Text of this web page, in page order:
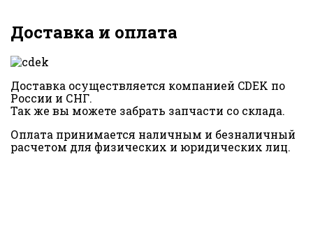
Доставка и оплата
Доставка осуществляется компанией CDEK по
России и СНГ.
Так же вы можете забрать запчасти со склада.
Оплата принимается наличным и безналичный
расчетом для физических и юридических лиц.